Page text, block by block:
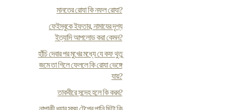
মানতের রোযা কি নফল রোযা?
ফেইসবুকে ইফতার, নামাযের দৃশ্য
ইত্যাদি আপলোড করা কেমন?
হাঁচি দেবার পর মুখের মধ্যে যে কফ থুতু
জমে তা গিলে ফেললে কি রোযা ভেঙ্গে
যায়?
তাকবীরে সন্দেহ হলে কি করব?